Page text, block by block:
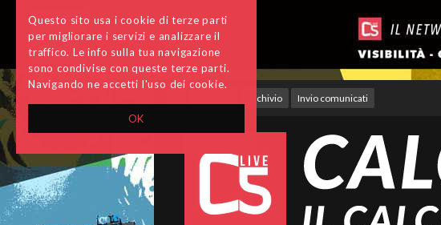
OK
Questo sito usa i cookie di terze parti
per migliorare i servizi e analizzare il
traffico. Le info sulla tua navigazione
sono condivise con queste terze parti.
Navigando ne accetti l'uso dei cookie.
Archivio Invio comunicati